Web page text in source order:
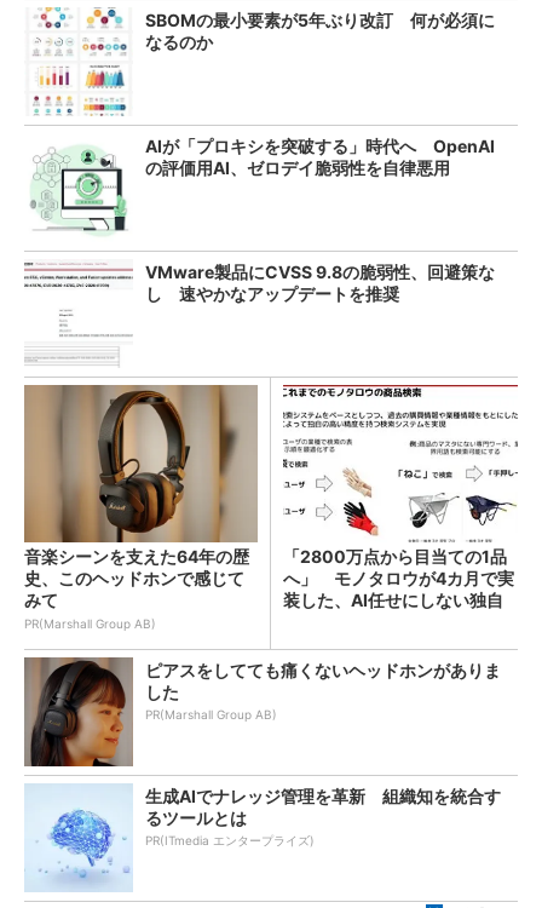
SBOMの最小要素が5年ぶり改訂 何が必須に
なるのか
AIが「プロキシを突破する」時代へ OpenAI
の評価用AI、ゼロデイ脆弱性を自律悪用
VMware製品にCVSS 9.8の脆弱性、回避策な
し 速やかなアップデートを推奨
音楽シーンを支えた64年の歴
史、このヘッドホンで感じて
みて
PR(Marshall Group AB)
「2800万点から目当ての1品
へ」 モノタロウが4カ月で実
装した、AI任せにしない独自
ピアスをしてても痛くないヘッドホンがありま
した
PR(Marshall Group AB)
生成AIでナレッジ管理を革新 組織知を統合す
るツールとは
PR(ITmedia エンタープライズ)